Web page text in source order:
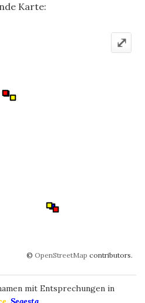
Karte:
© OpenStreetMap contributors.
⤢
mit Entsprechungen in